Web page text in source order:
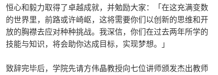
恒心和毅力取得了卓越成就，并勉励大家：「​在这充满变数
的世界里，前路或许崎岖，这将需要你们以创新的思维和开
放的胸襟去应对种种挑战。我深信，你们在过去两年所学​的
技能与知识​，​将会助你达成目标，实现梦想​。」​
致辞完毕后，学院先请方伟晶教授向七位讲师颁发杰出教师